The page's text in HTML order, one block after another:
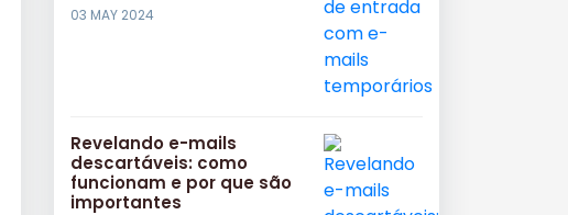
03 MAY 2024
Revelando e-mails
descartáveis: como
funcionam e por que são
importantes